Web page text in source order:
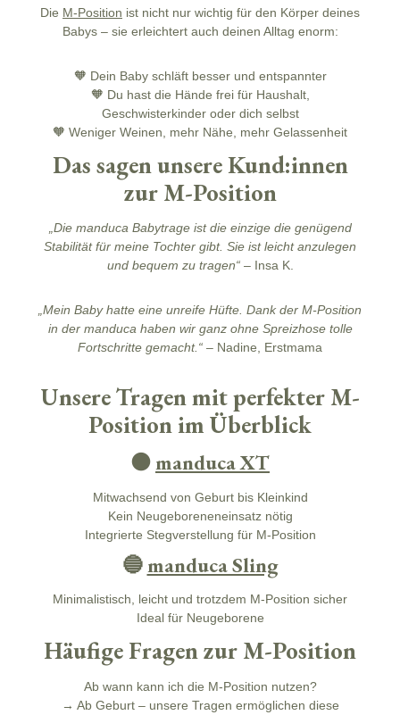
Die M-Position ist nicht nur wichtig für den Körper deines
Babys – sie erleichtert auch deinen Alltag enorm:
🧡 Dein Baby schläft besser und entspannter
🧡 Du hast die Hände frei für Haushalt,
Geschwisterkinder oder dich selbst
🧡 Weniger Weinen, mehr Nähe, mehr Gelassenheit
Das sagen unsere Kund:innen
zur M-Position
„Die manduca Babytrage ist die einzige die genügend
Stabilität für meine Tochter gibt. Sie ist leicht anzulegen
und bequem zu tragen“– Insa K.
„Mein Baby hatte eine unreife Hüfte. Dank der M-Position
in der manduca haben wir ganz ohne Spreizhose tolle
Fortschritte gemacht.“ – Nadine, Erstmama
Unsere Tragen mit perfekter M-
Position im Überblick
🟠manduca XT
Mitwachsend von Geburt bis Kleinkind
Kein Neugeboreneneinsatz nötig
Integrierte Stegverstellung für M-Position
🔵manduca Sling
Minimalistisch, leicht und trotzdem M-Position sicher
Ideal für Neugeborene
Häufige Fragen zur M-Position
Ab wann kann ich die M-Position nutzen?
→ Ab Geburt – unsere Tragen ermöglichen diese